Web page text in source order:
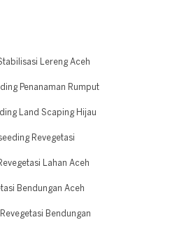
Lereng Aceh
Penanaman Rumput
Land Scaping Hijau
Revegetasi
Lahan Aceh
Bendungan Aceh
Bendungan